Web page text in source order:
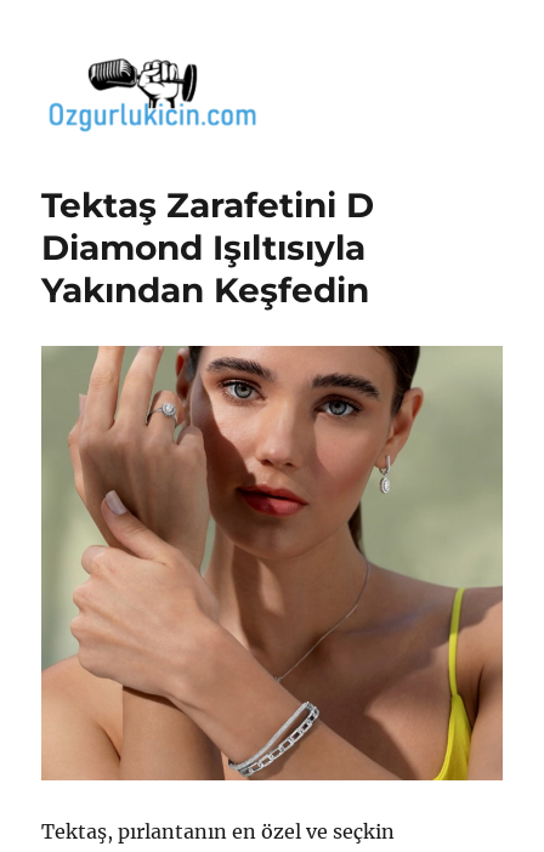
Tektaş Zarafetini D
Diamond Işıltısıyla
Yakından Keşfedin
Tektaş, pırlantanın en özel ve seçkin